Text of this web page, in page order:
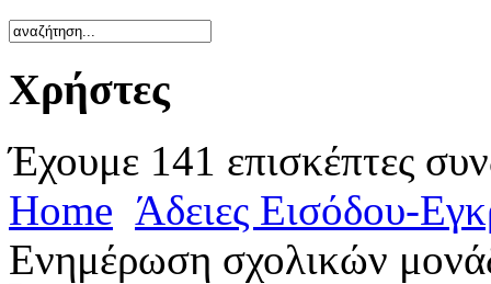
Χρήστες
Έχουμε 141 επισκέπτες
Home Άδειες Εισόδου-
Ενημέρωση σχολικών